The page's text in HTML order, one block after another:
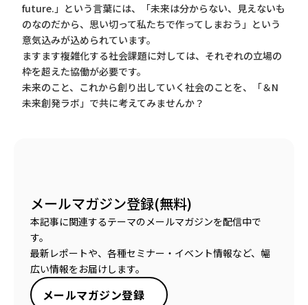
future.」という言葉には、「未来は分からない、見えないも
のなのだから、思い切って私たちで作ってしまおう」という
意気込みが込められています。
ますます複雑化する社会課題に対しては、それぞれの立場の
枠を超えた協働が必要です。
未来のこと、これから創り出していく社会のことを、「＆N
未来創発ラボ」で共に考えてみませんか？
メールマガジン登録(無料)
本記事に関連するテーマのメールマガジンを配信中で
す。
最新レポートや、各種セミナー・イベント情報など、幅
広い情報をお届けします。
メールマガジン登録